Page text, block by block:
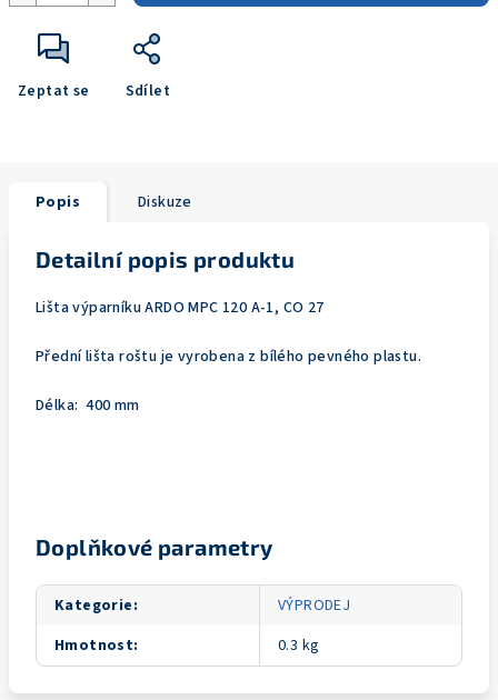
Zeptat se Sdílet
Popis Diskuze
Detailní popis produktu
Lišta výparníku ARDO MPC 120 A-1, CO 27
Přední lišta roštu je vyrobena z bílého pevného plastu.
Délka: 400 mm
Doplňkové parametry
Kategorie:
VÝPRODEJ
Hmotnost: 0.3 kg